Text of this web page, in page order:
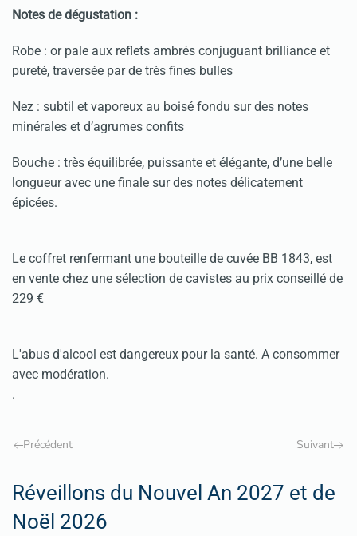
Notes de dégustation :
Robe : or pale aux reflets ambrés conjuguant brilliance et
pureté, traversée par de très fines bulles
Nez : subtil et vaporeux au boisé fondu sur des notes
minérales et d’agrumes confits
Bouche : très équilibrée, puissante et élégante, d’une belle
longueur avec une finale sur des notes délicatement
épicées.
Le coffret renfermant une bouteille de cuvée BB 1843, est
en vente chez une sélection de cavistes au prix conseillé de
229 €
L'abus d'alcool est dangereux pour la santé. A consommer
avec modération.
.
Précédent Suivant
Réveillons du Nouvel An 2027 et de
Noël 2026